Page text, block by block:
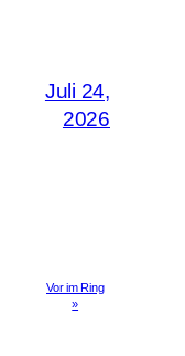
Juli 24,
2026
Vor im Ring
»